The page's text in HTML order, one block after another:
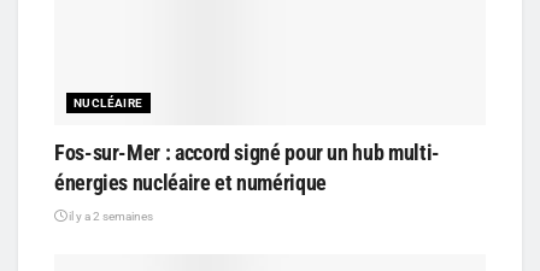
NUCLÉAIRE
Fos-sur-Mer : accord signé pour un hub multi-
énergies nucléaire et numérique
il y a 2 semaines